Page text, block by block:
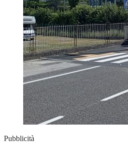
Pubblicità